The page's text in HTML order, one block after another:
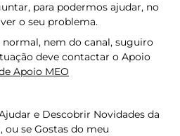
para podermos ajudar, no
o seu problema.
normal, nem do canal, suguiro
deve contactar o Apoio
Apoio MEO
e Descobrir Novidades da
ou se Gostas do meu